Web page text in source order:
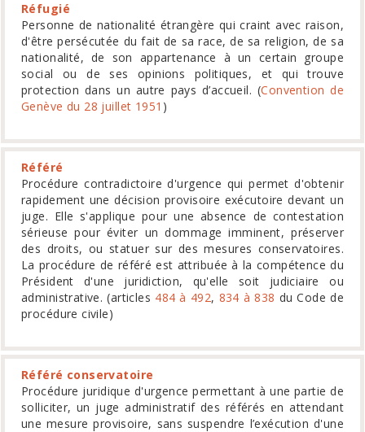
Réfugié
Personne de nationalité étrangère qui craint avec raison,
d'être persécutée du fait de sa race, de sa religion, de sa
nationalité, de son appartenance à un certain groupe
social ou de ses opinions politiques, et qui trouve
protection dans un autre pays d’accueil. (Convention de
Genève du 28 juillet 1951 )
Référé
Procédure contradictoire d'urgence qui permet d'obtenir
rapidement une décision provisoire exécutoire devant un
juge. Elle s'applique pour une absence de contestation
sérieuse pour éviter un dommage imminent, préserver
des droits, ou statuer sur des mesures conservatoires.
La procédure de référé est attribuée à la compétence du
Président d'une juridiction, qu'elle soit judiciaire ou
administrative. (articles 484 à 492, 834 à 838 du Code de
procédure civile)
Référé conservatoire
Procédure juridique d'urgence permettant à une partie de
solliciter, un juge administratif des référés en attendant
une mesure provisoire, sans suspendre l’exécution d'une